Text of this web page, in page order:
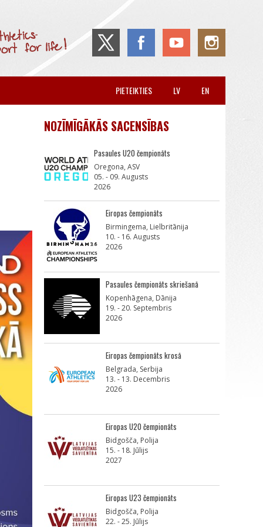
EN
LV
PIETEIKTIES
NOZĪMĪGĀKĀS SACENSĪBAS
Pasaules U20 čempionāts
Oregona, ASV
05. - 09. Augusts
2026
Eiropas čempionāts
Birmingema, Lielbritānija
10. - 16. Augusts
2026
Pasaules čempionāts skriešanā
Kopenhāgena, Dānija
19. - 20. Septembris
2026
Eiropas čempionāts krosā
Belgrada, Serbija
13. - 13. Decembris
2026
Eiropas U20 čempionāts
Bidgošča, Polija
15. - 18. Jūlijs
2027
Eiropas U23 čempionāts
Bidgošča, Polija
22. - 25. Jūlijs